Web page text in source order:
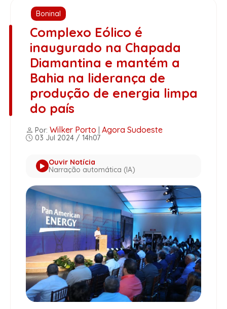
Boninal
Complexo Eólico é
inaugurado na Chapada
Diamantina e mantém a
Bahia na liderança de
produção de energia limpa
do país
Por: Wilker Porto Agora Sudoeste
03 Jul 2024 / 14h07
Ouvir Notícia
Narração automática (IA)